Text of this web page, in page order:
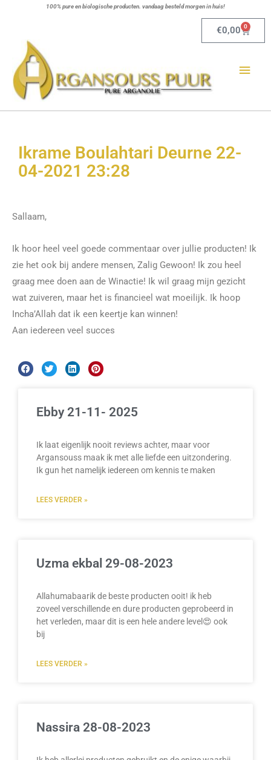
100% pure en biologische producten. vandaag besteld morgen in huis!
€0,00 0
Ikrame Boulahtari Deurne 22-
04-2021 23:28
Sallaam,
Ik hoor heel veel goede commentaar over jullie producten! Ik
zie het ook bij andere mensen, Zalig Gewoon! Ik zou heel
graag mee doen aan de Winactie! Ik wil graag mijn gezicht
wat zuiveren, maar het is financieel wat moeilijk. Ik hoop
Incha’Allah dat ik een keertje kan winnen!
Aan iedereen veel succes
Ebby 21-11- 2025
Ik laat eigenlijk nooit reviews achter, maar voor
Argansouss maak ik met alle liefde een uitzondering.
Ik gun het namelijk iedereen om kennis te maken
LEES VERDER »
Uzma ekbal 29-08-2023
Allahumabaarik de beste producten ooit! ik heb
zoveel verschillende en dure producten geprobeerd in
het verleden, maar dit is een hele andere level😍 ook
bij
LEES VERDER »
Nassira 28-08-2023